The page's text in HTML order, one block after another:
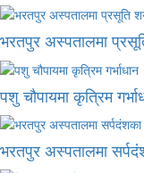
भरतपुर अस्पतालमा
पशु चौपायमा कृत्रिम
भरतपुर अस्पतालमा